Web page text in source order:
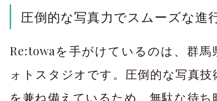
圧倒的な写真力でスムーズな進
Re:towaを手がけているのは、群馬
ォトスタジオです。圧倒的な写真
を兼ね備えているため、無駄な待ち